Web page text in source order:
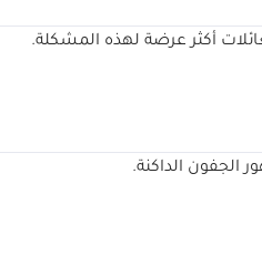
أكثر عرضة لهذه المشكلة.
الداكنة.